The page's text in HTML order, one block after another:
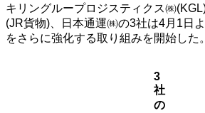
キリングループロジスティクス㈱
(JR貨物)、日本通運㈱の3社は4月1日
をさらに強化する取り組みを開始した。
3
社
の